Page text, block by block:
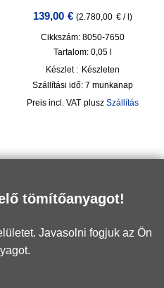
139,00 € (2.780,00 € / )
Cikkszám: 8050-7650
Tartalom: 0,05 l
Készlet : Készleten
Szállítási idő: 7 munkanap
incl. VAT plusz Szállítás
tömítőanyagot!
Javasolni fogjuk az Ön